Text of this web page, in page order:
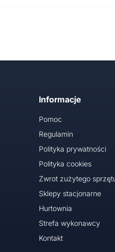
Informacje
Pomoc
Regulamin
Polityka prywatności
Polityka cookies
Zwrot zużytego
Sklepy stacjonarne
Hurtownia
Strefa wykonawcy
Kontakt